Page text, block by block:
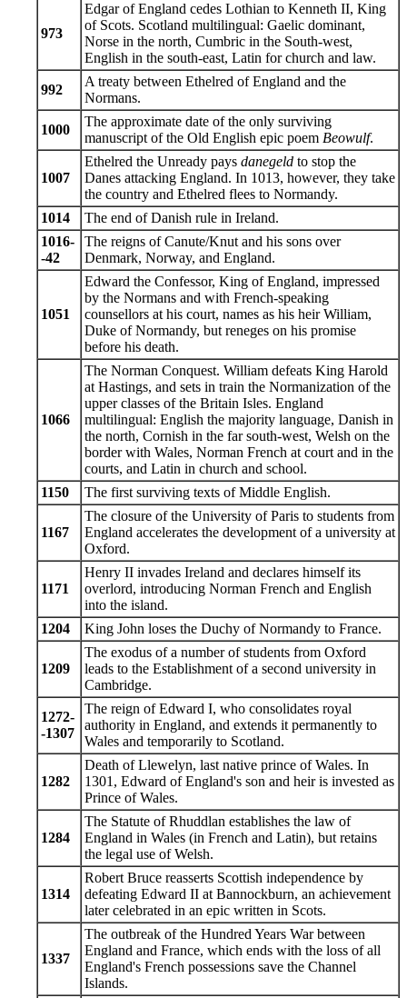
973
Edgar of England cedes Lothian to Kenneth II, King
of Scots. Scotland multilingual: Gaelic dominant,
Norse in the north, Cumbric in the South-west,
English in the south-east, Latin for church and law.
992
A treaty between Ethelred of England and the
Normans.
1000
The approximate date of the only surviving
manuscript of the Old English epic poem Beowulf.
1007
Ethelred the Unready pays danegeld to stop the
Danes attacking England. In 1013, however, they take
the country and Ethelred flees to Normandy.
1014
The end of Danish rule in Ireland.
1016-
-42
The reigns of Canute/Knut and his sons over
Denmark, Norway, and England.
1051
Edward the Confessor, King of England, impressed
by the Normans and with French-speaking
counsellors at his court, names as his heir William,
Duke of Normandy, but reneges on his promise
before his death.
1066
The Norman Conquest. William defeats King Harold
at Hastings, and sets in train the Normanization of the
upper classes of the Britain Isles. England
multilingual: English the majority language, Danish in
the north, Cornish in the far south-west, Welsh on the
border with Wales, Norman French at court and in the
courts, and Latin in church and school.
1150
The first surviving texts of Middle English.
1167
The closure of the University of Paris to students from
England accelerates the development of a university at
Oxford.
1171
Henry II invades Ireland and declares himself its
overlord, introducing Norman French and English
into the island.
1204
King John loses the Duchy of Normandy to France.
1209
The exodus of a number of students from Oxford
leads to the Establishment of a second university in
Cambridge.
1272-
-1307
The reign of Edward I, who consolidates royal
authority in England, and extends it permanently to
Wales and temporarily to Scotland.
1282
Death of Llewelyn, last native prince of Wales. In
1301, Edward of England's son and heir is invested as
Prince of Wales.
1284
The Statute of Rhuddlan establishes the law of
England in Wales (in French and Latin), but retains
the legal use of Welsh.
1314
Robert Bruce reasserts Scottish independence by
defeating Edward II at Bannockburn, an achievement
later celebrated in an epic written in Scots.
1337
The outbreak of the Hundred Years War between
England and France, which ends with the loss of all
England's French possessions save the Channel
Islands.